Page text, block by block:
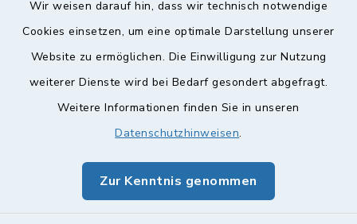
Wir weisen darauf hin, dass wir technisch notwendige
Cookies einsetzen, um eine optimale Darstellung unserer
Website zu ermöglichen. Die Einwilligung zur Nutzung
weiterer Dienste wird bei Bedarf gesondert abgefragt.
Weitere Informationen finden Sie in unseren
Datenschutzhinweisen.
Zur Kenntnis genommen
Barrierefreiheit
Impressum